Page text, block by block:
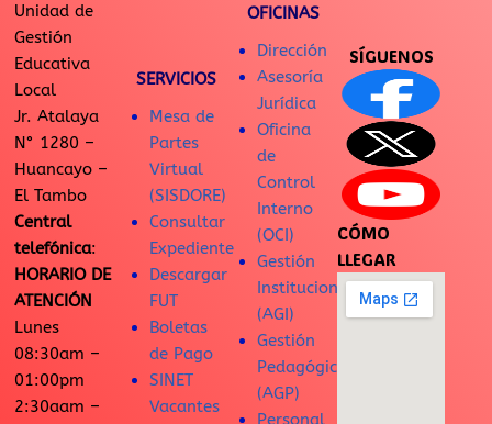
Unidad de
Gestión
Educativa
Local
Jr. Atalaya
N° 1280 –
Huancayo –
El Tambo
Central
telefónica:
HORARIO DE
ATENCIÓN
Lunes
08:30am –
01:00pm
2:30aam –
SERVICIOS
Mesa de
Partes
Virtual
(SISDORE)
Consultar
Expediente
Descargar
FUT
Boletas
de Pago
SINET
Vacantes
OFICINAS
Dirección
Asesoría
Jurídica
Oficina
de
Control
Interno
(OCI)
Gestión
Institucional
(AGI)
Gestión
Pedagógica
(AGP)
Personal
SÍGUENOS
CÓMO
LLEGAR